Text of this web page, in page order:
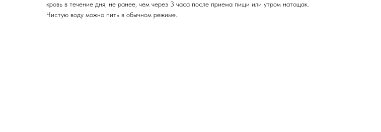
кровь в течение дня, не ранее, чем через 3 часа после приема пищи или утром натощак.
Чистую воду можно пить в обычном режиме..